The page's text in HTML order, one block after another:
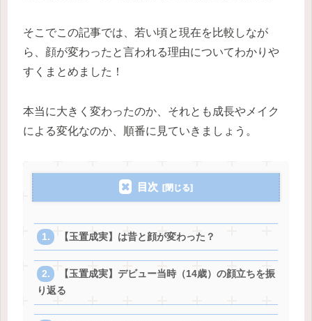
そこでこの記事では、若い頃と現在を比較しなが
ら、顔が変わったと言われる理由についてわかりや
すくまとめました！
本当に大きく変わったのか、それとも成長やメイク
による変化なのか、順番に見ていきましょう。
目次
【玉置成実】は昔と顔が変わった？
【玉置成実】デビュー当時（14歳）の顔立ちを振
り返る